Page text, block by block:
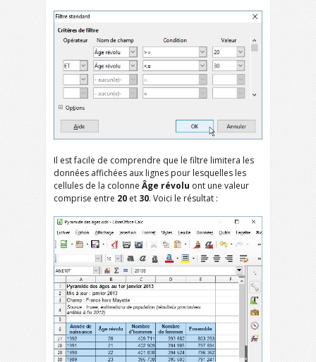
Il est facile de comprendre que le filtre limitera les
données affichées aux lignes pour lesquelles les
cellules de la colonne Âge révolu ont une valeur
comprise entre 20 et 30. Voici le résultat :